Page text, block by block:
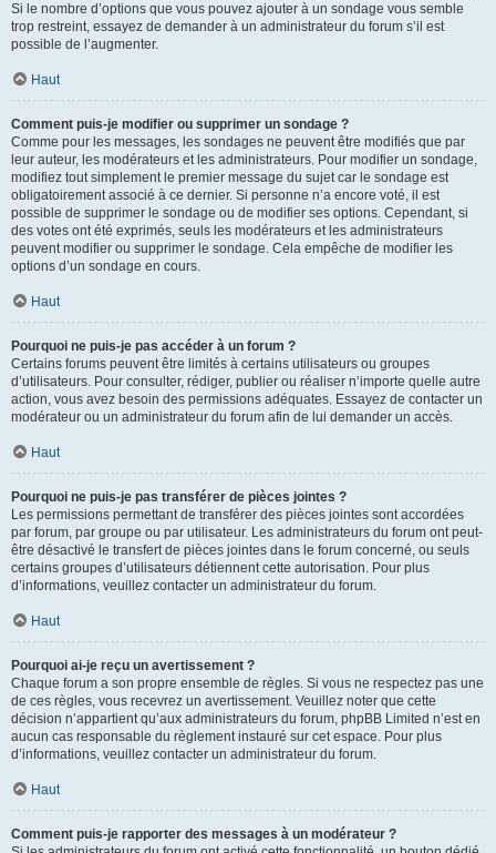
Si le nombre d’options que vous pouvez ajouter à un sondage vous semble
trop restreint, essayez de demander à un administrateur du forum s’il est
possible de l’augmenter.
Haut
Comment puis-je modifier ou supprimer un sondage ?
Comme pour les messages, les sondages ne peuvent être modifiés que par
leur auteur, les modérateurs et les administrateurs. Pour modifier un sondage,
modifiez tout simplement le premier message du sujet car le sondage est
obligatoirement associé à ce dernier. Si personne n’a encore voté, il est
possible de supprimer le sondage ou de modifier ses options. Cependant, si
des votes ont été exprimés, seuls les modérateurs et les administrateurs
peuvent modifier ou supprimer le sondage. Cela empêche de modifier les
options d’un sondage en cours.
Haut
Pourquoi ne puis-je pas accéder à un forum ?
Certains forums peuvent être limités à certains utilisateurs ou groupes
d’utilisateurs. Pour consulter, rédiger, publier ou réaliser n’importe quelle autre
action, vous avez besoin des permissions adéquates. Essayez de contacter un
modérateur ou un administrateur du forum afin de lui demander un accès.
Haut
Pourquoi ne puis-je pas transférer de pièces jointes ?
Les permissions permettant de transférer des pièces jointes sont accordées
par forum, par groupe ou par utilisateur. Les administrateurs du forum ont peut-
être désactivé le transfert de pièces jointes dans le forum concerné, ou seuls
certains groupes d’utilisateurs détiennent cette autorisation. Pour plus
d’informations, veuillez contacter un administrateur du forum.
Haut
Pourquoi ai-je reçu un avertissement ?
Chaque forum a son propre ensemble de règles. Si vous ne respectez pas une
de ces règles, vous recevrez un avertissement. Veuillez noter que cette
décision n’appartient qu’aux administrateurs du forum, phpBB Limited n’est en
aucun cas responsable du règlement instauré sur cet espace. Pour plus
d’informations, veuillez contacter un administrateur du forum.
Haut
Comment puis-je rapporter des messages à un modérateur ?